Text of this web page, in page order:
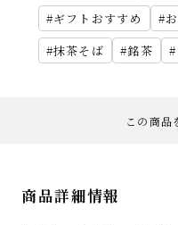
ギフトおすすめ
抹茶そば
銘茶
この商品
商品詳細情報